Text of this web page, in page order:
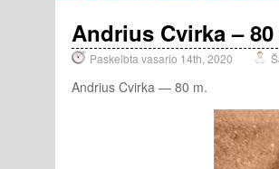
Andrius Cvirka – 80
Paskelbta vasario 14th, 2020
Andrius Cvirka — 80 m.